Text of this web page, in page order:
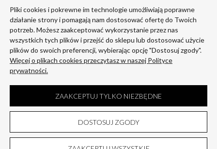
Twoje dane są przetwarzane zgodnie z nasząpolityką prywatności
Pliki cookies i pokrewne im technologie umożliwiają poprawne
działanie strony i pomagają nam dostosować ofertę do Twoich
potrzeb. Możesz zaakceptować wykorzystanie przez nas
wszystkich tych plików i przejść do sklepu lub dostosować użycie
plików do swoich preferencji, wybierając opcję "Dostosuj zgody".
Więcej o plikach cookies przeczytasz w naszej Polityce
prywatności.
ZAAKCEPTUJ TYLKO NIEZBĘDNE
DOSTOSUJ ZGODY